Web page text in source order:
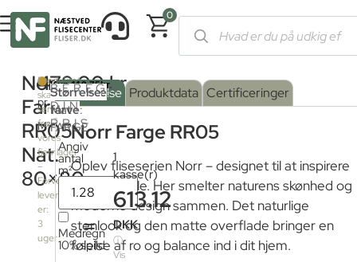
0
Forside/Shop/ Fliser og klinker
Norr
Farge
RR05
Nat.
80×80
479,00kr.
pr.
M²
Produktet
skal
sendes
fra
vores
fjernlager
–
Forventet
leveringstid
er:
3
uger
Serie
farve:
FARGE
Overflade:
Mat
Mat
Størrelse
BEREGN
DIN
PRIS
Angiv
antal
m²
Medregn
10% spild
=
1
kasse(r)
613.12
DKK
ⓘ
Vis
Beskrivelse Produktdata Certificeringer
Norr Farge RR05
Oplev fliseserien Norr – designet til at inspirere
og forvandle. Her smelter naturens skønhed og
moderne design sammen. Det naturlige
stenlook og den matte overflade bringer en
følelse af ro og balance ind i dit hjem.